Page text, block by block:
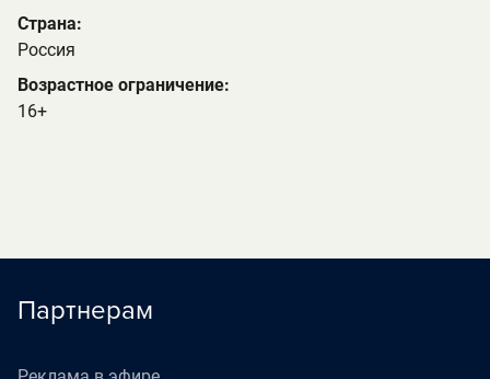
Страна:
Россия
Возрастное ограничение:
16+
Партнерам